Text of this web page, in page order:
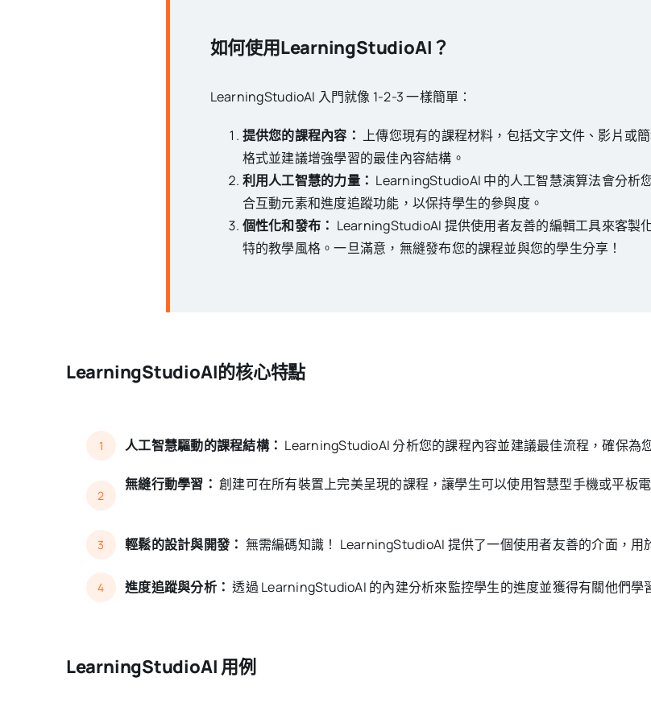
如何使用LearningStudioAI？
LearningStudioAI 入門就像 1-2-3 一樣簡單：
提供您的課程內容： 上傳您現有的課程材料，包括文字文件、影片或
格式並建議增強學習的最佳內容結構。
利用人工智慧的力量： LearningStudioAI 中的人工智慧演算法會分析
合互動元素和進度追蹤功能，以保持學生的參與度。
個性化和發布： LearningStudioAI 提供使用者友善的編輯工具來客製
特的教學風格。一旦滿意，無縫發布您的課程並與您的學生分享！
LearningStudioAI的核心特點
1 人工智慧驅動的課程結構： LearningStudioAI 分析您的課程內容並建議最佳流程，確保為
2
無縫行動學習： 創建可在所有裝置上完美呈現的課程，讓學生可以使用智慧型手機或平板
3 輕鬆的設計與開發： 無需編碼知識！ LearningStudioAI 提供了一個使用者友善的介面，
4 進度追蹤與分析： 透過 LearningStudioAI 的內建分析來監控學生的進度並獲得有關他們學
LearningStudioAI 用例